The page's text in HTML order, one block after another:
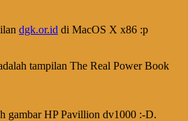
dgk.or.id di MacOS X x86 :p
tampilan The Real Power Book
gambar HP Pavillion dv1000 :-D.